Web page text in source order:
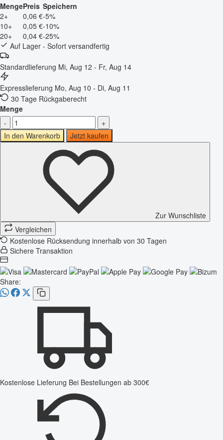
MengePreis Speichern
2+
0,06 €-5%
10+
0,05 €-10%
20+
0,04 €-25%
Auf Lager - Sofort versandfertig
Standardlieferung Mi, Aug 12 - Fr, Aug 14
Expresslieferung Mo, Aug 10 - Di, Aug 11
30 Tage Rückgaberecht
Menge
-
+
In den Warenkorb
Jetzt kaufen
Zur Wunschliste
Vergleichen
Kostenlose Rücksendung innerhalb von 30 Tagen
Sichere Transaktion
Share:
Kostenlose Lieferung Bei Bestellungen ab 300€